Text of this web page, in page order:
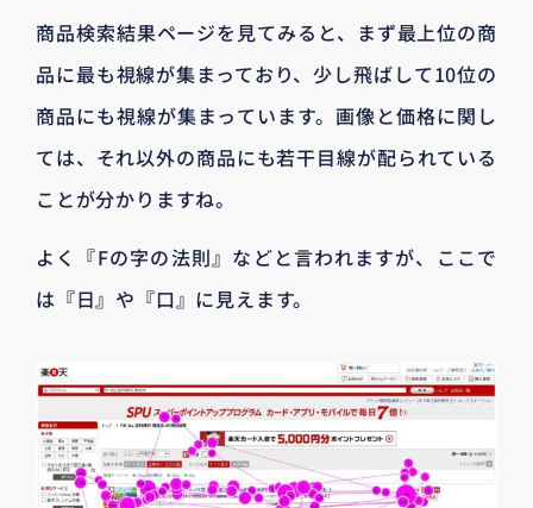
商品検索結果ページを見てみると、まず最上位の商
品に最も視線が集まっており、少し飛ばして10位の
商品にも視線が集まっています。画像と価格に関し
ては、それ以外の商品にも若干目線が配られている
ことが分かりますね。
よく『Fの字の法則』などと言われますが、ここで
は『日』や『口』に見えます。